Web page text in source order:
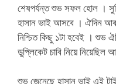
শেষপর্যন্ত শুভ সফল হোল ।
হাসান ভাই আসবে । ঐদিন
নিশ্চিত কিছু ১টা হবেই । শুভ
ডুপ্লিকেট চাবি নিয়ে নিয়েছিল
শুভ জেনেছে হাসান ভাই এই